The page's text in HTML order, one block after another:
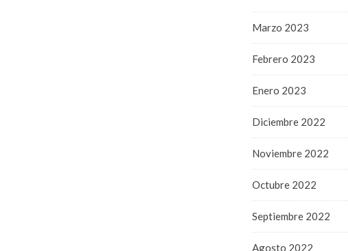
Marzo 2023
Febrero 2023
Enero 2023
Diciembre 2022
Noviembre 2022
Octubre 2022
Septiembre 2022
Agosto 2022